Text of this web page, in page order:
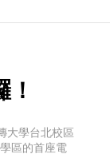
大學台北校區
區的首座電